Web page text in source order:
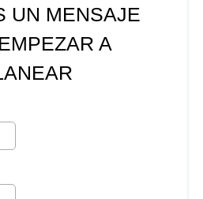
UN MENSAJE
A